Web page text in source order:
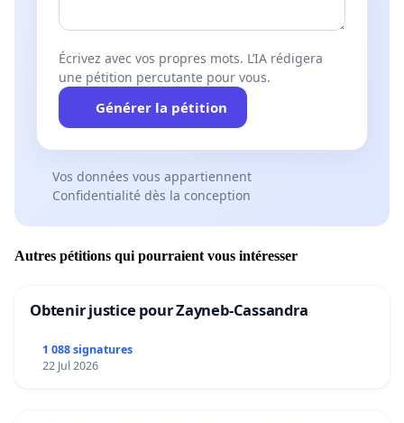
Écrivez avec vos propres mots. L’IA rédigera
une pétition percutante pour vous.
Générer la pétition
Vos données vous appartiennent
Confidentialité dès la conception
Autres pétitions qui pourraient vous intéresser
Obtenir justice pour Zayneb-Cassandra
1 088 signatures
22 Jul 2026